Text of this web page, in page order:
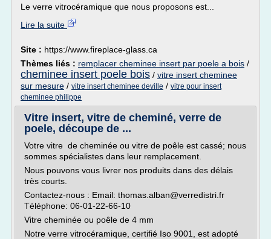
Le verre vitrocéramique que nous proposons est...
Lire la suite
Site : https://www.fireplace-glass.ca
Thèmes liés : remplacer cheminee insert par poele a bois /
cheminee insert poele bois / vitre insert cheminee
sur mesure / vitre insert cheminee deville / vitre pour insert
cheminee philippe
Vitre insert, vitre de cheminé, verre de
poele, découpe de ...
Votre vitre de cheminée ou vitre de poêle est cassé; nous
sommes spécialistes dans leur remplacement.
Nous pouvons vous livrer nos produits dans des délais
très courts.
Contactez-nous : Email: thomas.alban@verredistri.fr
Téléphone: 06-01-22-66-10
Vitre cheminée ou poêle de 4 mm
Notre verre vitrocéramique, certifié Iso 9001, est adopté